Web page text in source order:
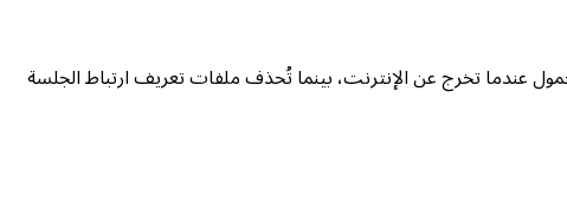
عندما تخرج عن الإنترنت، بينما تُحذف ملفات تعريف ارتباط الجلسة